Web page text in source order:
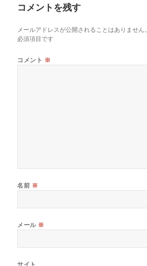
コメントを残す
メールアドレスが公開されることはありません。
必須項目です
コメント ※
名前 ※
メール ※
サイト